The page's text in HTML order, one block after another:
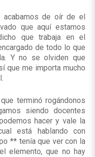
de oír de el
que aquí estamos
que trabaja en el
de todo lo que
Y no se olviden que
que me importa mucho
terminó rogándonos
siendo docentes
hacer y vale la
está hablando con
** tenía que ver con la
elemento, que no hay